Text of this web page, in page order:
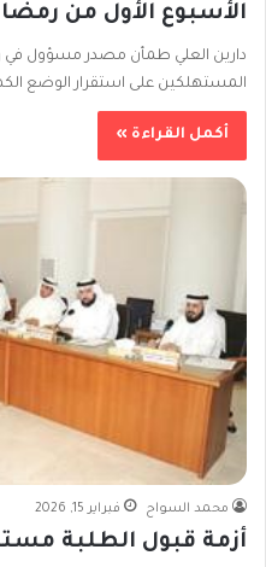
الأسبوع الأول من
دارين العلي طمأن مصدر مسؤول في
المستهلكين على استقرار الوضع
أكمل القراءة »
محمد السواح فبراير 15, 2026
أزمة قبول الطلبة